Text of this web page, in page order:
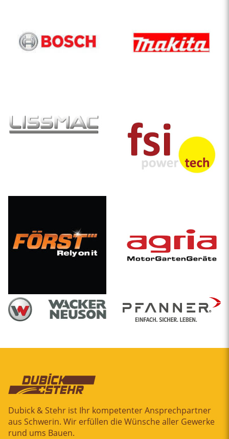
Dubick & Stehr ist Ihr kompetenter Ansprechpartner
aus Schwerin. Wir erfüllen die Wünsche aller Gewerke
rund ums Bauen.